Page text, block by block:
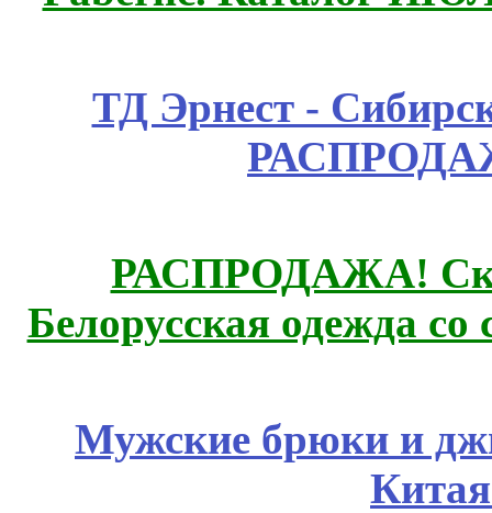
ТД Эрнест -
РАСПРОДАЖА!
Белорусская одежда
Мужские брюки и